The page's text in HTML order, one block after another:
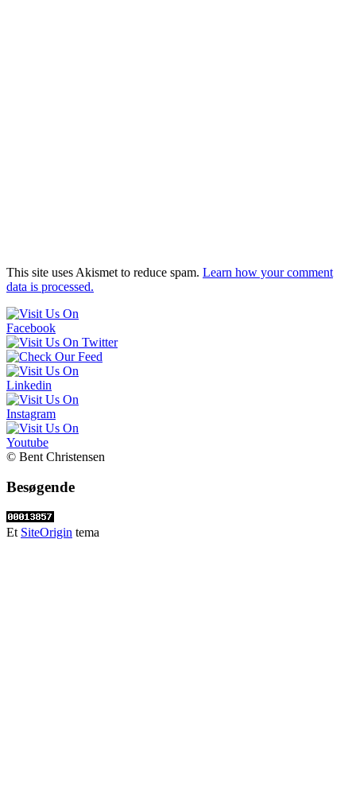
This site uses Akismet to reduce spam. Learn how your comment
data is processed.
© Bent Christensen
Besøgende
Et SiteOrigin tema